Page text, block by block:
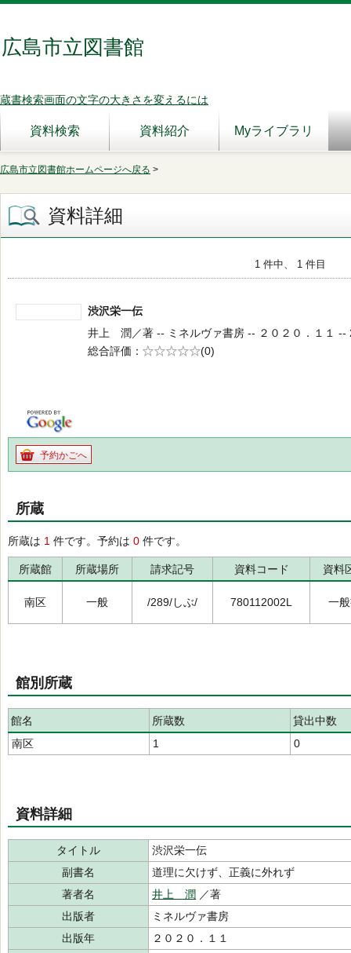
広島市立図書館
蔵書検索画面の文字の大きさを変えるには
資料検索 資料紹介 Myライブラリ
広島市立図書館ホームページへ戻る >
資料詳細
1 件中、 1 件目
渋沢栄一伝
井上 潤／著 -- ミネルヴァ書房 -- ２０２０．１１ --
総合評価
5段階評価
(0)
予約かごへ
所蔵
所蔵は 1 件です。予約は 0 件です。
所蔵館 所蔵場所 請求記号 資料コード 資料
南区 一般 /289/しぶ/ 780112002L 一
館別所蔵
館名 所蔵数
貸出中数
南区
1 0
資料詳細
タイトル
渋沢栄一伝
副書名
道理に欠けず、正義に外れず
著者名
井上 潤 ／著
出版者
ミネルヴァ書房
出版年
２０２０．１１